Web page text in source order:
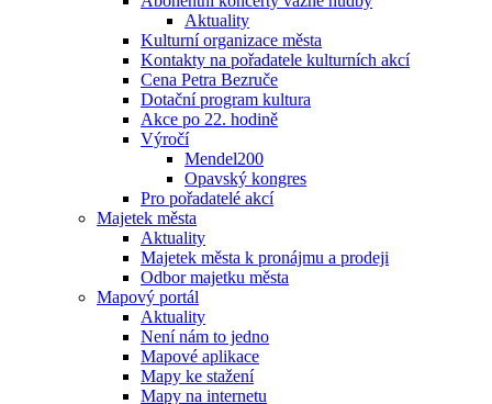
Aktuality
Kulturní organizace města
Kontakty na pořadatele kulturních akcí
Cena Petra Bezruče
Dotační program kultura
Akce po 22. hodině
Výročí
Mendel200
Opavský kongres
Pro pořadatelé akcí
Majetek města
Aktuality
Majetek města k pronájmu a prodeji
Odbor majetku města
Mapový portál
Aktuality
Není nám to jedno
Mapové aplikace
Mapy ke stažení
Mapy na internetu